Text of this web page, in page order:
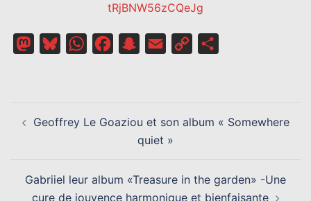
tRjBNW56zCQeJg
MastodonBlueskyWhatsAppFacebookSnapchat
Email
Copy
D’ARTICLE
Geoffrey Le Goaziou et son album « Somewhere
quiet »
Gabriiel leur album «Treasure in the garden» -Une
cure de jouvence harmonique et bienfaisante